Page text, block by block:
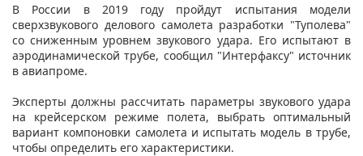
В России в 2019 году пройдут испытания модели
сверхзвукового делового самолета разработки "Туполева"
со сниженным уровнем звукового удара. Его испытают в
аэродинамической трубе, сообщил "Интерфаксу" источник
в авиапроме.
Эксперты должны рассчитать параметры звукового удара
на крейсерском режиме полета, выбрать оптимальный
вариант компоновки самолета и испытать модель в трубе,
чтобы определить его характеристики.